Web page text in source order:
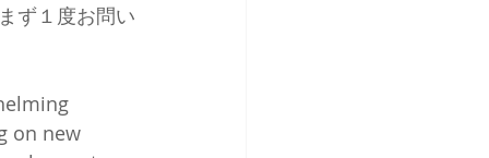
ず１度お問い
on new